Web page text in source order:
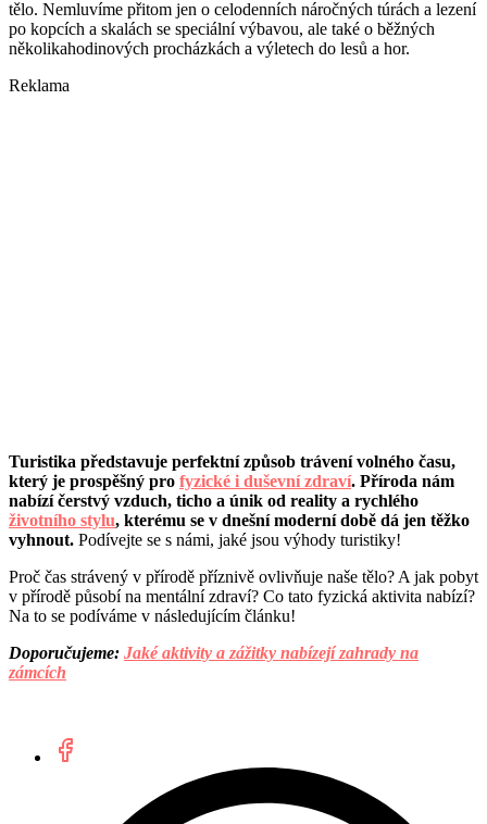
tělo. Nemluvíme přitom jen o celodenních náročných túrách a lezení
po kopcích a skalách se speciální výbavou, ale také o běžných
několikahodinových procházkách a výletech do lesů a hor.
Reklama
Turistika představuje perfektní způsob trávení volného času,
který je prospěšný pro fyzické i duševní zdraví. Příroda nám
nabízí čerstvý vzduch, ticho a únik od reality a rychlého
životního stylu, kterému se v dnešní moderní době dá jen těžko
vyhnout. Podívejte se s námi, jaké jsou výhody turistiky!
Proč čas strávený v přírodě příznivě ovlivňuje naše tělo? A jak pobyt
v přírodě působí na mentální zdraví? Co tato fyzická aktivita nabízí?
Na to se podíváme v následujícím článku!
Doporučujeme: Jaké aktivity a zážitky nabízejí zahrady na
zámcích